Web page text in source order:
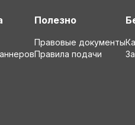
Полезно
Правовые документы
Правила подачи